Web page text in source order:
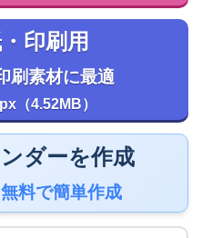
印刷用
刷素材に最適
（4.52MB）
ダーを作成
料で簡単作成